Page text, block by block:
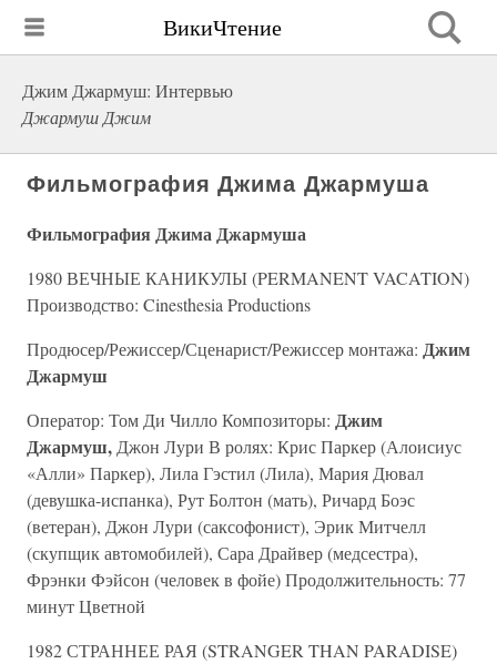
ВикиЧтение
Джим Джармуш: Интервью
Джармуш Джим
Фильмография Джима Джармуша
Фильмография Джима Джармуша
1980 ВЕЧНЫЕ КАНИКУЛЫ (PERMANENT VACATION)
Производство: Cinesthesia Productions
Продюсер/Режиссер/Сценарист/Режиссер монтажа: Джим
Джармуш
Оператор: Том Ди Чилло Композиторы: Джим
Джармуш, Джон Лури В ролях: Крис Паркер (Алоисиус
«Алли» Паркер), Лила Гэстил (Лила), Мария Дювал
(девушка-испанка), Рут Болтон (мать), Ричард Боэс
(ветеран), Джон Лури (саксофонист), Эрик Митчелл
(скупщик автомобилей), Сара Драйвер (медсестра),
Фрэнки Фэйсон (человек в фойе) Продолжительность: 77
минут Цветной
1982 СТРАННЕЕ РАЯ (STRANGER THAN PARADISE)